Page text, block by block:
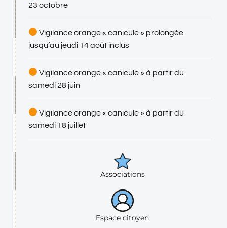
23 octobre
Vigilance orange « canicule » prolongée
jusqu’au jeudi 14 août inclus
Vigilance orange « canicule » à partir du
samedi 28 juin
Vigilance orange « canicule » à partir du
samedi 18 juillet
Associations
Espace citoyen